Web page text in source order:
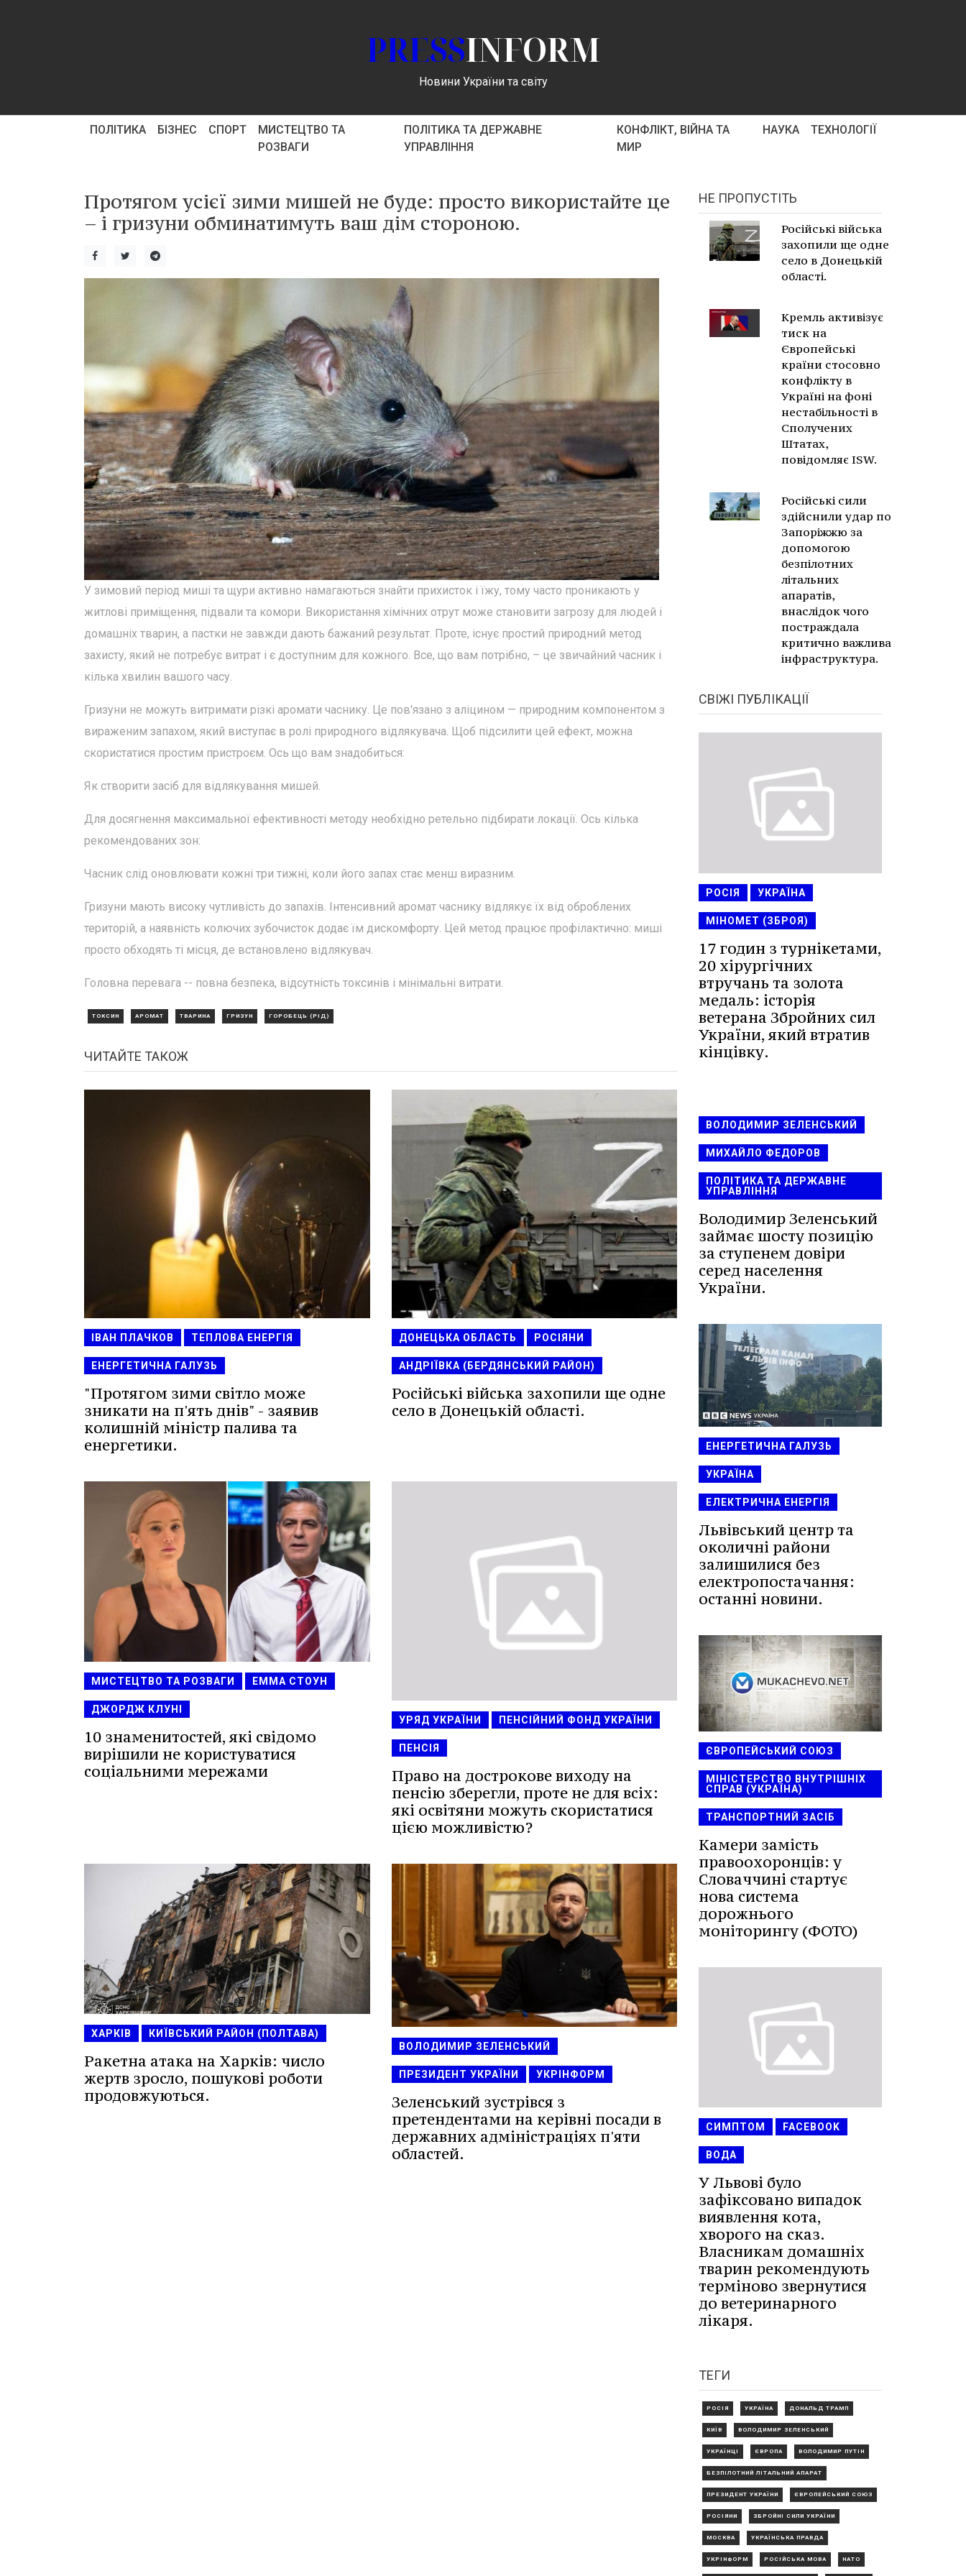
PRESSINFORM
Новини України та світу
ПОЛІТИКА БІЗНЕС СПОРТ
МИСТЕЦТВО ТА
РОЗВАГИ
ПОЛІТИКА ТА ДЕРЖАВНЕ
УПРАВЛІННЯ
КОНФЛІКТ, ВІЙНА ТА
МИР
НАУКА ТЕХНОЛОГІЇ
Протягом усієї зими мишей не буде: просто використайте це
– і гризуни обминатимуть ваш дім стороною.
У зимовий період миші та щури активно намагаються знайти прихисток і їжу, тому часто проникають у
житлові приміщення, підвали та комори. Використання хімічних отрут може становити загрозу для людей і
домашніх тварин, а пастки не завжди дають бажаний результат. Проте, існує простий природний метод
захисту, який не потребує витрат і є доступним для кожного. Все, що вам потрібно, – це звичайний часник і
кілька хвилин вашого часу.
Гризуни не можуть витримати різкі аромати часнику. Це пов'язано з аліцином — природним компонентом з
вираженим запахом, який виступає в ролі природного відлякувача. Щоб підсилити цей ефект, можна
скористатися простим пристроєм. Ось що вам знадобиться:
Як створити засіб для відлякування мишей.
Для досягнення максимальної ефективності методу необхідно ретельно підбирати локації. Ось кілька
рекомендованих зон:
Часник слід оновлювати кожні три тижні, коли його запах стає менш виразним.
Гризуни мають високу чутливість до запахів. Інтенсивний аромат часнику відлякує їх від оброблених
територій, а наявність колючих зубочисток додає їм дискомфорту. Цей метод працює профілактично: миші
просто обходять ті місця, де встановлено відлякувач.
Головна перевага -- повна безпека, відсутність токсинів і мінімальні витрати.
ТОКСИН АРОМАТ ТВАРИНА ГРИЗУН ГОРОБЕЦЬ (РІД)
ЧИТАЙТЕ ТАКОЖ
ІВАН ПЛАЧКОВ ТЕПЛОВА ЕНЕРГІЯ
ЕНЕРГЕТИЧНА ГАЛУЗЬ
"Протягом зими світло може
зникати на п'ять днів" - заявив
колишній міністр палива та
енергетики.
ДОНЕЦЬКА ОБЛАСТЬ РОСІЯНИ
АНДРІЇВКА (БЕРДЯНСЬКИЙ РАЙОН)
Російські війська захопили ще одне
село в Донецькій області.
МИСТЕЦТВО ТА РОЗВАГИ ЕММА СТОУН
ДЖОРДЖ КЛУНІ
10 знаменитостей, які свідомо
вирішили не користуватися
соціальними мережами
УРЯД УКРАЇНИ ПЕНСІЙНИЙ ФОНД УКРАЇНИ
ПЕНСІЯ
Право на дострокове виходу на
пенсію зберегли, проте не для всіх:
які освітяни можуть скористатися
цією можливістю?
ХАРКІВ КИЇВСЬКИЙ РАЙОН (ПОЛТАВА)
Ракетна атака на Харків: число
жертв зросло, пошукові роботи
продовжуються.
ВОЛОДИМИР ЗЕЛЕНСЬКИЙ
ПРЕЗИДЕНТ УКРАЇНИ УКРІНФОРМ
Зеленський зустрівся з
претендентами на керівні посади в
державних адміністраціях п'яти
областей.
НЕ ПРОПУСТІТЬ
Російські війська
захопили ще одне
село в Донецькій
області.
Кремль активізує
тиск на
Європейські
країни стосовно
конфлікту в
Україні на фоні
нестабільності в
Сполучених
Штатах,
повідомляє ISW.
Російські сили
здійснили удар по
Запоріжжю за
допомогою
безпілотних
літальних
апаратів,
внаслідок чого
постраждала
критично важлива
інфраструктура.
СВІЖІ ПУБЛІКАЦІЇ
РОСІЯ УКРАЇНА
МІНОМЕТ (ЗБРОЯ)
17 годин з турнікетами,
20 хірургічних
втручань та золота
медаль: історія
ветерана Збройних сил
України, який втратив
кінцівку.
ВОЛОДИМИР ЗЕЛЕНСЬКИЙ
МИХАЙЛО ФЕДОРОВ
ПОЛІТИКА ТА ДЕРЖАВНЕ
УПРАВЛІННЯ
Володимир Зеленський
займає шосту позицію
за ступенем довіри
серед населення
України.
ЕНЕРГЕТИЧНА ГАЛУЗЬ
УКРАЇНА
ЕЛЕКТРИЧНА ЕНЕРГІЯ
Львівський центр та
околичні райони
залишилися без
електропостачання:
останні новини.
ЄВРОПЕЙСЬКИЙ СОЮЗ
МІНІСТЕРСТВО ВНУТРІШНІХ
СПРАВ (УКРАЇНА)
ТРАНСПОРТНИЙ ЗАСІБ
Камери замість
правоохоронців: у
Словаччині стартує
нова система
дорожнього
моніторингу (ФОТО)
СИМПТОМ FACEBOOK
ВОДА
У Львові було
зафіксовано випадок
виявлення кота,
хворого на сказ.
Власникам домашніх
тварин рекомендують
терміново звернутися
до ветеринарного
лікаря.
ТЕГИ
РОСІЯ УКРАЇНА ДОНАЛЬД ТРАМП
КИЇВ ВОЛОДИМИР ЗЕЛЕНСЬКИЙ
УКРАЇНЦІ ЄВРОПА ВОЛОДИМИР ПУТІН
БЕЗПІЛОТНИЙ ЛІТАЛЬНИЙ АПАРАТ
ПРЕЗИДЕНТ УКРАЇНИ ЄВРОПЕЙСЬКИЙ СОЮЗ
РОСІЯНИ ЗБРОЙНІ СИЛИ УКРАЇНИ
МОСКВА УКРАЇНСЬКА ПРАВДА
УКРІНФОРМ РОСІЙСЬКА МОВА НАТО